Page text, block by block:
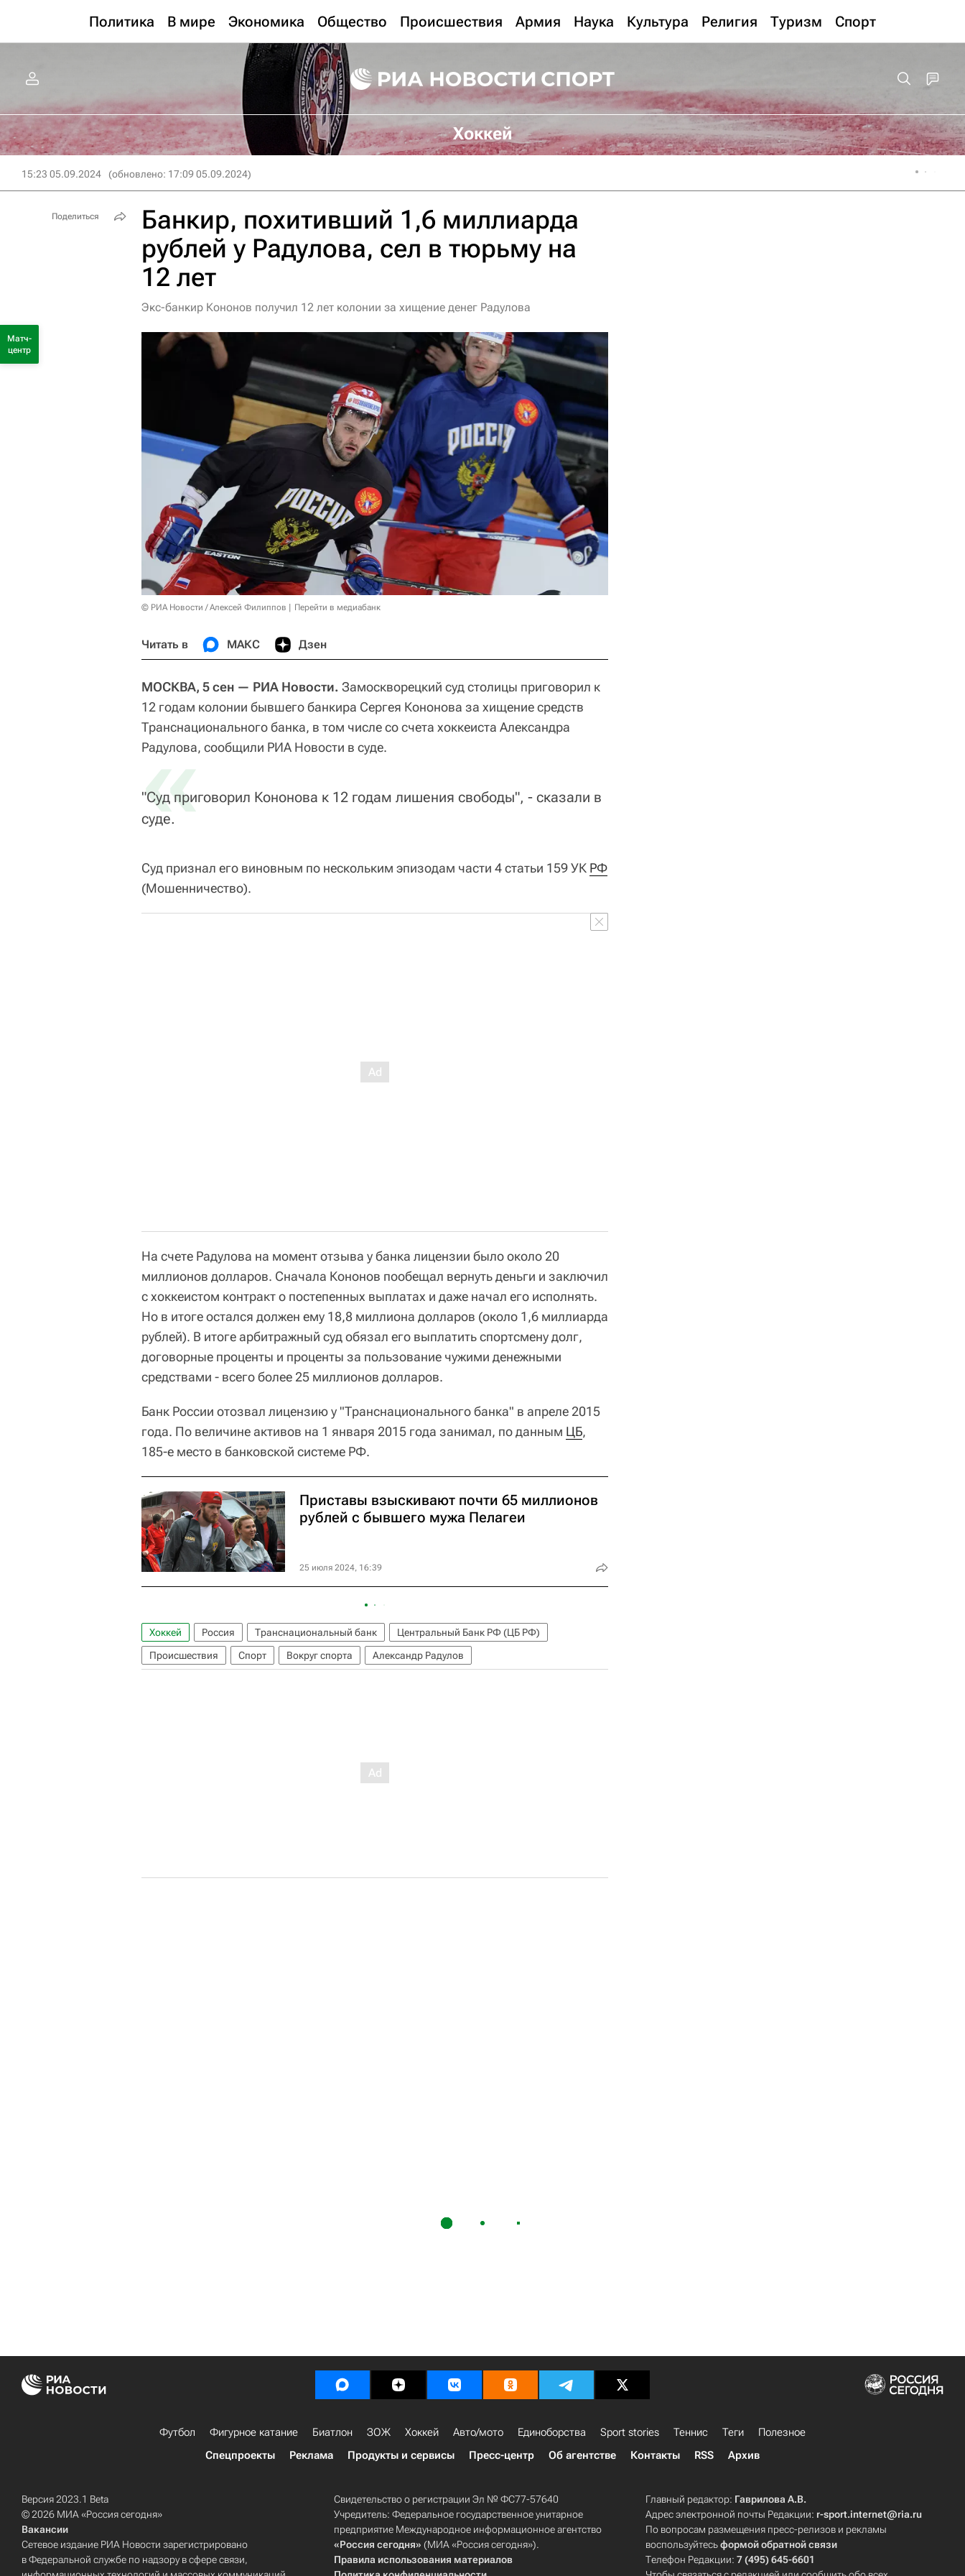
Политика В мире Экономика Общество Происшествия Армия Наука Культура Религия Туризм Спорт
Хоккей
15:23 05.09.2024 (обновлено: 17:09 05.09.2024)
Банкир, похитивший 1,6 миллиарда
рублей у Радулова, сел в тюрьму на
12 лет
Экс-банкир Кононов получил 12 лет колонии за хищение денег Радулова
© РИА Новости / Алексей Филиппов Перейти в медиабанк
Читать в МАКС Дзен
МОСКВА, 5 сен — РИА Новости. Замоскворецкий суд столицы приговорил к
12 годам колонии бывшего банкира Сергея Кононова за хищение средств
Транснационального банка, в том числе со счета хоккеиста Александра
Радулова, сообщили РИА Новости в суде.
«
"Суд приговорил Кононова к 12 годам лишения свободы", - сказали в
суде.
Суд признал его виновным по нескольким эпизодам части 4 статьи 159 УК РФ
(Мошенничество).
На счете Радулова на момент отзыва у банка лицензии было около 20
миллионов долларов. Сначала Кононов пообещал вернуть деньги и заключил
с хоккеистом контракт о постепенных выплатах и даже начал его исполнять.
Но в итоге остался должен ему 18,8 миллиона долларов (около 1,6 миллиарда
рублей). В итоге арбитражный суд обязал его выплатить спортсмену долг,
договорные проценты и проценты за пользование чужими денежными
средствами - всего более 25 миллионов долларов.
Банк России отозвал лицензию у "Транснационального банка" в апреле 2015
года. По величине активов на 1 января 2015 года занимал, по данным ЦБ,
185-е место в банковской системе РФ.
Приставы взыскивают почти 65 миллионов
рублей с бывшего мужа Пелагеи
25 июля 2024, 16:39
Хоккей Россия Транснациональный банк
Центральный Банк РФ (ЦБ РФ)
Происшествия
Спорт Вокруг спорта Александр Радулов
Поделиться
Матч-
центр
Футбол Фигурное катание Биатлон ЗОЖ Хоккей Авто/мото Единоборства Sport stories Теннис Теги
Полезное
Спецпроекты
Реклама Продукты и сервисы Пресс-центр Об агентстве Контакты RSS Архив
Версия 2023.1 Beta
© 2026 МИА «Россия сегодня»
Вакансии
Сетевое издание РИА Новости зарегистрировано
в Федеральной службе по надзору в сфере связи,
Свидетельство о регистрации Эл № ФС77-57640
Учредитель: Федеральное государственное унитарное
предприятие Международное информационное агентство
«Россия сегодня» (МИА «Россия сегодня»).
Правила использования материалов
Главный редактор: Гаврилова А.В.
Адрес электронной почты Редакции: r-sport.internet@ria.ru
По вопросам размещения пресс-релизов и рекламы
воспользуйтесьформой обратной связи
Телефон Редакции:7 (495) 645-6601